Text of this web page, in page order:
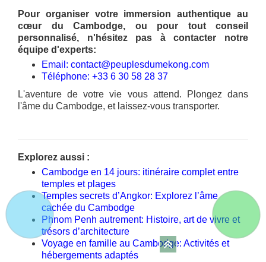
Pour organiser votre immersion authentique au
cœur du Cambodge, ou pour tout conseil
personnalisé, n'hésitez pas à contacter notre
équipe d'experts:
Email: contact@peuplesdumekong.com
Téléphone: +33 6 30 58 28 37
L'aventure de votre vie vous attend. Plongez dans
l'âme du Cambodge, et laissez-vous transporter.
Explorez aussi :
Cambodge en 14 jours: itinéraire complet entre
temples et plages
Temples secrets d’Angkor: Explorez l’âme
cachée du Cambodge
Phnom Penh autrement: Histoire, art de vivre et
trésors d’architecture
Voyage en famille au Cambodge: Activités et
hébergements adaptés